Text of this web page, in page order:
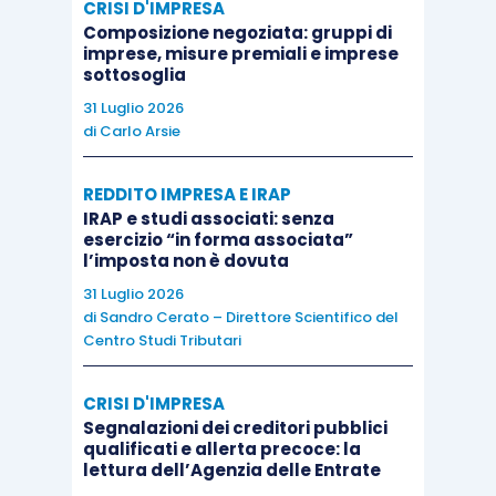
La misura del credito spettante, sia nel caso delle
imprese/professionisti che nel caso di enti non
canone, a seconda che si tratti,
rispettivamente, di contratti di locazione
ovvero di contratti di servizi a prestazioni
complesse o di affitto d’azienda
dell’immobile strumentale.
Ai fini della maturazione effettiva del credito, il
del credito rimane sospeso fino al giorno
successivo al versamento della mensilità del
canone (circolare AdE 14/E/2020).
CRISI D'IMPRESA
Composizione negoziata: gruppi di
imprese, misure premiali e imprese
sottosoglia
31 Luglio 2026
di Carlo Arsie
REDDITO IMPRESA E IRAP
IRAP e studi associati: senza
esercizio “in forma associata”
l’imposta non è dovuta
31 Luglio 2026
di Sandro Cerato – Direttore Scientifico del
Centro Studi Tributari
CRISI D'IMPRESA
Segnalazioni dei creditori pubblici
qualificati e allerta precoce: la
lettura dell’Agenzia delle Entrate